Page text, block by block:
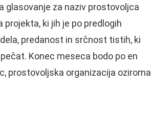
glasovanje za naziv prostovoljca
ki jih je po predlogih
predanost in srčnost tistih, ki
Konec meseca bodo po en
prostovoljska organizacija oziroma